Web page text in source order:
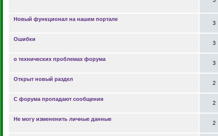
Новый функционал на нашем портале
3
Ошибки
3
о технических проблемах форума
3
Открыт новый раздел
2
С форума пропадают сообщения
2
Не могу измененить личные данные
2